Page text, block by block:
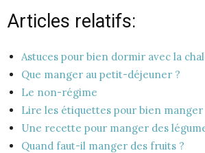
Articles relatifs:
Astuces pour bien dormir avec la
Que manger au petit-déjeuner ?
Le non-régime
Lire les étiquettes pour bien manger
Une recette pour manger des
Quand faut-il manger des fruits ?